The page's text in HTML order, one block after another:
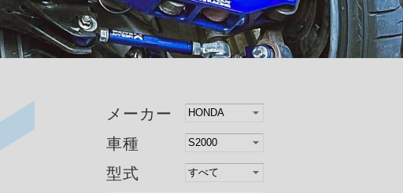
メーカー
車種
型式